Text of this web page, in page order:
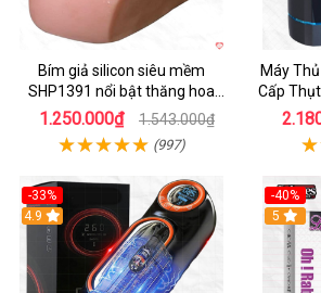
Bím giả silicon siêu mềm
SHP1391 nổi bật thăng hoa
hoàn hảo
1.250.000₫ 1.543.000₫
(997)
Máy
Cấp Thụt
-33%
Hot
4.9
-40%
5